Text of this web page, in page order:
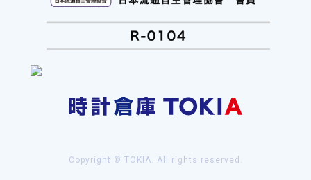
Copyright © TOKIA. All rights reserved.